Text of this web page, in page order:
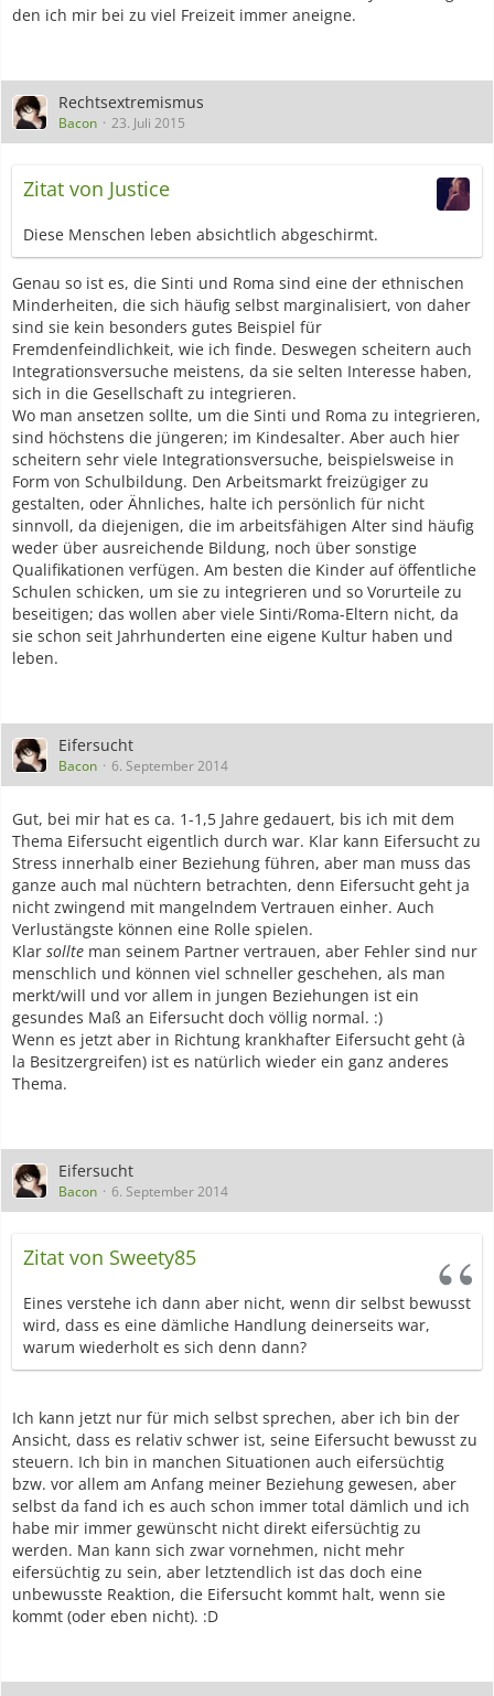
den ich mir bei zu viel Freizeit immer aneigne.
Rechtsextremismus
Bacon 23. Juli 2015
Zitat von Justice
Diese Menschen leben absichtlich abgeschirmt.
Genau so ist es, die Sinti und Roma sind eine der ethnischen
Minderheiten, die sich häufig selbst marginalisiert, von daher
sind sie kein besonders gutes Beispiel für
Fremdenfeindlichkeit, wie ich finde. Deswegen scheitern auch
Integrationsversuche meistens, da sie selten Interesse haben,
sich in die Gesellschaft zu integrieren.
Wo man ansetzen sollte, um die Sinti und Roma zu integrieren,
sind höchstens die jüngeren; im Kindesalter. Aber auch hier
scheitern sehr viele Integrationsversuche, beispielsweise in
Form von Schulbildung. Den Arbeitsmarkt freizügiger zu
gestalten, oder Ähnliches, halte ich persönlich für nicht
sinnvoll, da diejenigen, die im arbeitsfähigen Alter sind häufig
weder über ausreichende Bildung, noch über sonstige
Qualifikationen verfügen. Am besten die Kinder auf öffentliche
Schulen schicken, um sie zu integrieren und so Vorurteile zu
beseitigen; das wollen aber viele Sinti/Roma-Eltern nicht, da
sie schon seit Jahrhunderten eine eigene Kultur haben und
leben.
Eifersucht
Bacon 6. September 2014
Gut, bei mir hat es ca. 1-1,5 Jahre gedauert, bis ich mit dem
Thema Eifersucht eigentlich durch war. Klar kann Eifersucht zu
Stress innerhalb einer Beziehung führen, aber man muss das
ganze auch mal nüchtern betrachten, denn Eifersucht geht ja
nicht zwingend mit mangelndem Vertrauen einher. Auch
Verlustängste können eine Rolle spielen.
Klar sollte man seinem Partner vertrauen, aber Fehler sind nur
menschlich und können viel schneller geschehen, als man
merkt/will und vor allem in jungen Beziehungen ist ein
gesundes Maß an Eifersucht doch völlig normal. :)
Wenn es jetzt aber in Richtung krankhafter Eifersucht geht (à
la Besitzergreifen) ist es natürlich wieder ein ganz anderes
Thema.
Eifersucht
Bacon 6. September 2014
Zitat von Sweety85
Eines verstehe ich dann aber nicht, wenn dir selbst bewusst
wird, dass es eine dämliche Handlung deinerseits war,
warum wiederholt es sich denn dann?
Ich kann jetzt nur für mich selbst sprechen, aber ich bin der
Ansicht, dass es relativ schwer ist, seine Eifersucht bewusst zu
steuern. Ich bin in manchen Situationen auch eifersüchtig
bzw. vor allem am Anfang meiner Beziehung gewesen, aber
selbst da fand ich es auch schon immer total dämlich und ich
habe mir immer gewünscht nicht direkt eifersüchtig zu
werden. Man kann sich zwar vornehmen, nicht mehr
eifersüchtig zu sein, aber letztendlich ist das doch eine
unbewusste Reaktion, die Eifersucht kommt halt, wenn sie
kommt (oder eben nicht). :D